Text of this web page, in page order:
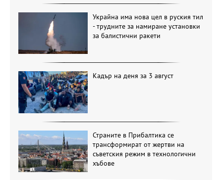
Украйна има нова цел в руския тил
- трудните за намиране установки
за балистични ракети
Кадър на деня за 3 август
Страните в Прибалтика се
трансформират от жертви на
съветския режим в технологични
хъбове